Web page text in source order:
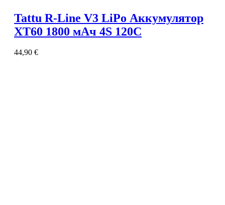
Tattu R-Line V3 LiPo Аккумулятор
XT60 1800 мАч 4S 120C
44,90 €